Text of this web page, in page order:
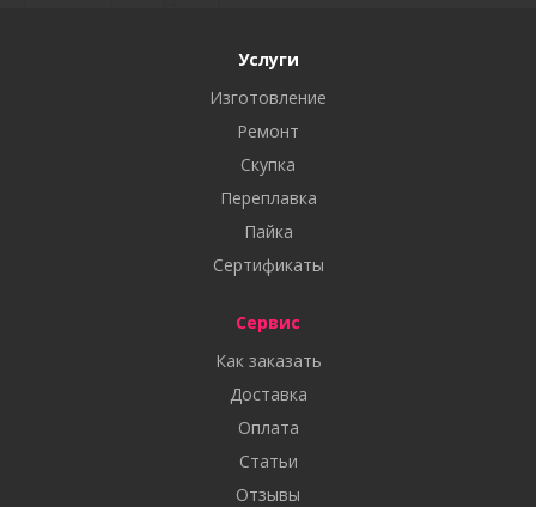
Услуги
Изготовление
Ремонт
Скупка
Переплавка
Пайка
Сертификаты
Сервис
Как заказать
Доставка
Оплата
Статьи
Отзывы